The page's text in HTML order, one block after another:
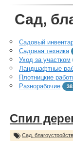
Сад,
Садовый
Садовая техника
Уход за участком
Ландшафтные
Плотницкие
Разнорабочие 38
Спил
Сад,